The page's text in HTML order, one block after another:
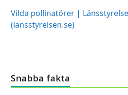
Vilda pollinatörer |
(lansstyrelsen.se)
Snabba fakta